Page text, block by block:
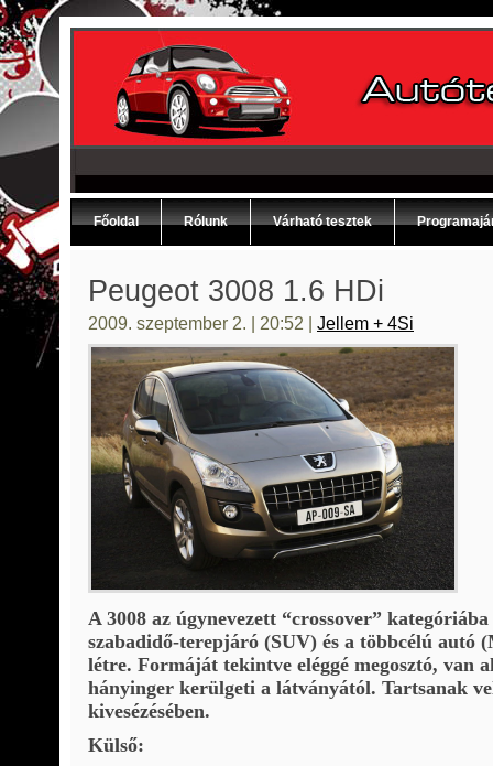
Főoldal Rólunk Várható tesztek
Peugeot 3008 1.6 HDi
2009. szeptember 2. | 20:52 | Jellem + 4Si
A 3008 az úgynevezett “crossover”
szabadidő-terepjáró (SUV) és a többcélú autó
létre. Formáját tekintve eléggé megosztó, van
hányinger kerülgeti a látványától. Tartsanak
kivesézésében.
Külső: